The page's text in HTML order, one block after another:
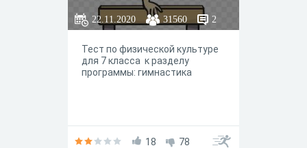
22.11.2020 31560 2
Тест по физической культуре
для 7 класса к разделу
программы: гимнастика
18 78